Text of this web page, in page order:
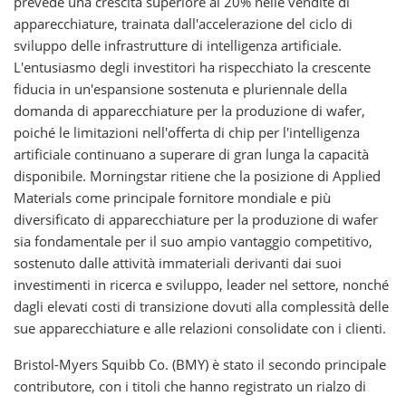
apparecchiature, trainata dall'accelerazione del ciclo di
sviluppo delle infrastrutture di intelligenza artificiale.
L'entusiasmo degli investitori ha rispecchiato la crescente
fiducia in un'espansione sostenuta e pluriennale della
domanda di apparecchiature per la produzione di wafer,
poiché le limitazioni nell'offerta di chip per l'intelligenza
artificiale continuano a superare di gran lunga la capacità
disponibile. Morningstar ritiene che la posizione di Applied
Materials come principale fornitore mondiale e più
diversificato di apparecchiature per la produzione di wafer
sia fondamentale per il suo ampio vantaggio competitivo,
sostenuto dalle attività immateriali derivanti dai suoi
investimenti in ricerca e sviluppo, leader nel settore, nonché
dagli elevati costi di transizione dovuti alla complessità delle
sue apparecchiature e alle relazioni consolidate con i clienti.
Bristol-Myers Squibb Co. (BMY) è stato il secondo principale
contributore, con i titoli che hanno registrato un rialzo di